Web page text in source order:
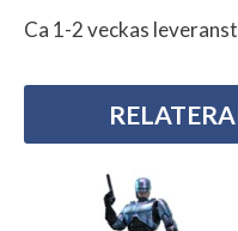
Ca 1-2 veckas